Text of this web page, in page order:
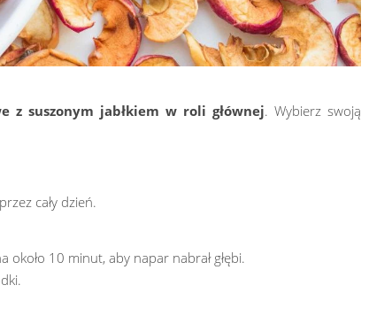
z suszonym jabłkiem w roli głównej. Wybierz swoją
cały dzień.
około 10 minut, aby napar nabrał głębi.